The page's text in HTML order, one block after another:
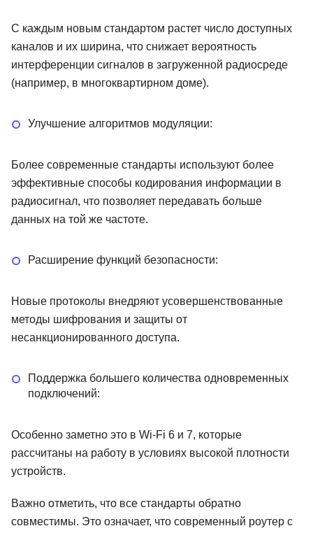
С каждым новым стандартом растет число доступных
каналов и их ширина, что снижает вероятность
интерференции сигналов в загруженной радиосреде
(например, в многоквартирном доме).
Улучшение алгоритмов модуляции:
Более современные стандарты используют более
эффективные способы кодирования информации в
радиосигнал, что позволяет передавать больше
данных на той же частоте.
Расширение функций безопасности:
Новые протоколы внедряют усовершенствованные
методы шифрования и защиты от
несанкционированного доступа.
Поддержка большего количества одновременных
подключений:
Особенно заметно это в Wi-Fi 6 и 7, которые
рассчитаны на работу в условиях высокой плотности
устройств.
Важно отметить, что все стандарты обратно
совместимы. Это означает, что современный роутер с